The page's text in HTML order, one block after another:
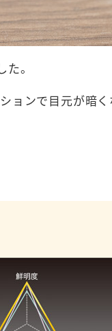
。
ョンで目元が暗